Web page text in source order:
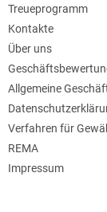
Treueprogramm
Kontakte
Über uns
Allgemeine
Verfahren für
REMA
Impressum